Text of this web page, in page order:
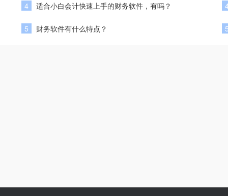
4 适合小白会计快速上手的财务软件，有吗？
5 财务软件有什么特点？